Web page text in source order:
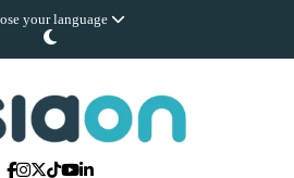
your language